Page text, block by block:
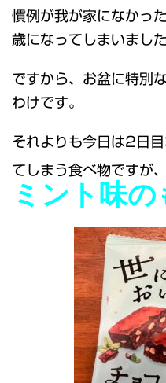
慣例が我が家になかっ
歳になってしまいました
ですから、お盆に特別
わけです。
それよりも今日は2日
てしまう食べ物ですが
ミント味の